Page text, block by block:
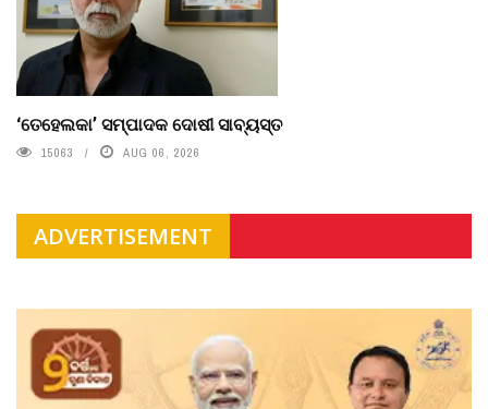
‘ତେହେଲକା’ ସମ୍ପାଦକ ଦୋଷୀ ସାବ୍ୟସ୍ତ
15063 AUG 06, 2026
ADVERTISEMENT